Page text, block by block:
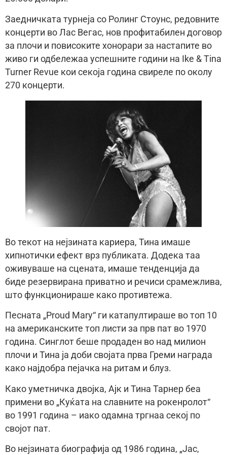
Заедничката турнеја со Ролинг Стоунс, редовните
концерти во Лас Вегас, нов профитабилен договор
за плочи и повисоките хонорари за настапите во
живо ги одбележаа успешните години на Ike & Tina
Turner Revue кои секоја година свиреле по околу
270 концерти.
Во текот на нејзината кариера, Тина имаше
хипнотички ефект врз публиката. Додека таа
оживуваше на сцената, имаше тенденција да
биде резервирана приватно и речиси срамежлива,
што функционираше како противтежа.
Песната „Proud Mary“ ги катапултираше во топ 10
на американските топ листи за прв пат во 1970
година. Синглот беше продаден во над милион
плочи и Тина ја доби својата прва Греми награда
како најдобра пејачка на ритам и блуз.
Како уметничка двојка, Ајк и Тина Тарнер беа
примени во „Куќата на славните на рокенролот“
во 1991 година – иако одамна тргнаа секој по
својот пат.
Во нејзината биографија од 1986 година, „Јас,